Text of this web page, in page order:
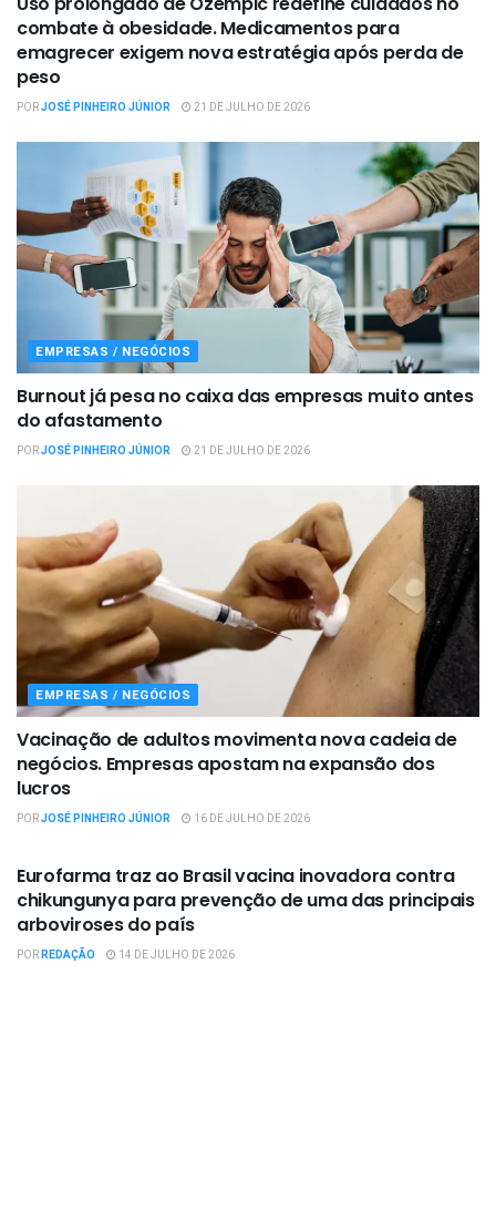
combate à obesidade. Medicamentos para
emagrecer exigem nova estratégia após perda de
peso
PORJOSÉ PINHEIRO JÚNIOR 21 DE JULHO DE 2026
EMPRESAS / NEGÓCIOS
Burnout já pesa no caixa das empresas muito antes
do afastamento
PORJOSÉ PINHEIRO JÚNIOR 21 DE JULHO DE 2026
EMPRESAS / NEGÓCIOS
Vacinação de adultos movimenta nova cadeia de
negócios. Empresas apostam na expansão dos
lucros
PORJOSÉ PINHEIRO JÚNIOR 16 DE JULHO DE 2026
Eurofarma traz ao Brasil vacina inovadora contra
chikungunya para prevenção de uma das principais
arboviroses do país
PORREDAÇÃO 14 DE JULHO DE 2026